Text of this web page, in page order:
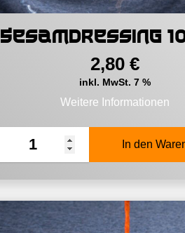
Sesamdressing
2,80 €
inkl. MwSt. 7 %
Weitere Informationen